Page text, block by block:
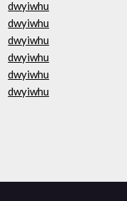
dwyiwhu
dwyiwhu
dwyiwhu
dwyiwhu
dwyiwhu
dwyiwhu